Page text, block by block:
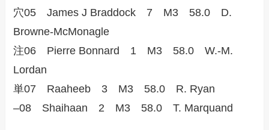
穴05 James J Braddock 7 M3 58.0 D.
Browne-McMonagle
注06 Pierre Bonnard 1 M3 58.0 W.-M.
Lordan
単07 Raaheeb 3 M3 58.0 R. Ryan
–08 Shaihaan 2 M3 58.0 T. Marquand